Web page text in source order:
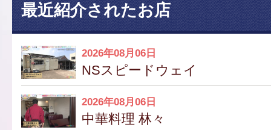
最近紹介されたお店
2026年08月06日
NSスピードウェイ
2026年08月06日
中華料理 林々